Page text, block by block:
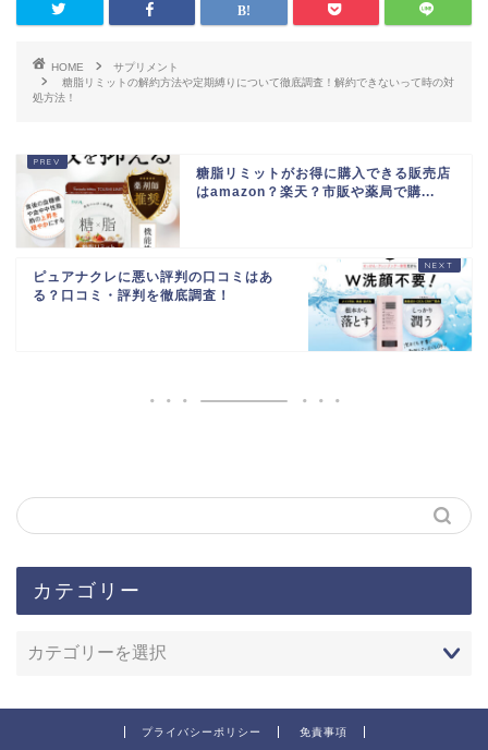
HOME
サプリメント
糖脂リミットの解約方法や定期縛りについて徹底調査！解約できないって時の対
処方法！
糖脂リミットがお得に購入できる販売店
はamazon？楽天？市販や薬局で購...
ピュアナクレに悪い評判の口コミはあ
る？口コミ・評判を徹底調査！
カテゴリー
プライバシーポリシー 免責事項